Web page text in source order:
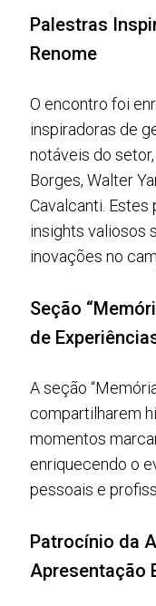
Palestras
Renome
O encontro foi
inspiradoras de
notáveis do
Borges, Walter
Cavalcanti.
insights valiosos
inovações no
Seção
de
A seção
compartilharem
momentos
enriquecendo o
pessoais e
Patrocínio da
Apresentação